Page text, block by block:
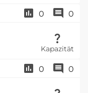
0 0
Kapazität
0 0